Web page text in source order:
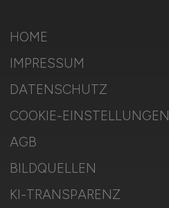
HOME
IMPRESSUM
DATENSCHUTZ
COOKIE-EINSTELLUNGEN
AGB
BILDQUELLEN
KI-TRANSPARENZ